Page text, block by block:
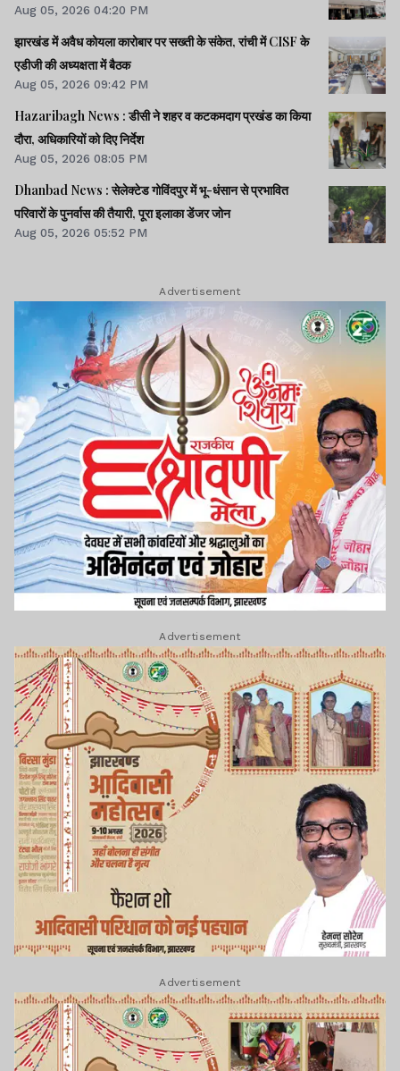
Aug 05, 2026 04:20 PM
झारखंड में अवैध कोयला कारोबार पर सख्ती के संकेत, रांची में CISF के
एडीजी की अध्यक्षता में बैठक
Aug 05, 2026 09:42 PM
Hazaribagh News : डीसी ने शहर व कटकमदाग प्रखंड का किया
दौरा, अधिकारियों को दिए निर्देश
Aug 05, 2026 08:05 PM
Dhanbad News : सेलेक्टेड गोविंदपुर में भू-धंसान से प्रभावित
परिवारों के पुनर्वास की तैयारी, पूरा इलाका डेंजर जोन
Aug 05, 2026 05:52 PM
Advertisement
Advertisement
Advertisement